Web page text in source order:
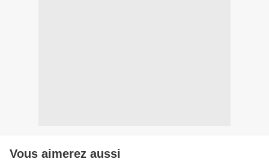
Vous aimerez aussi